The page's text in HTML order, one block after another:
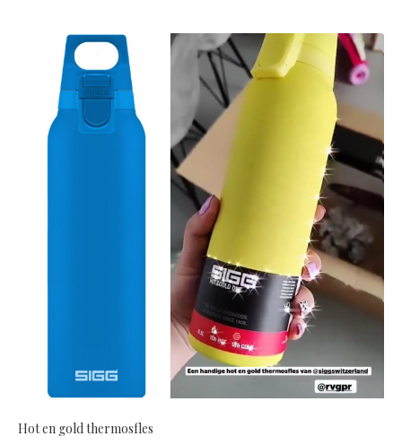
Hot en gold thermosfles